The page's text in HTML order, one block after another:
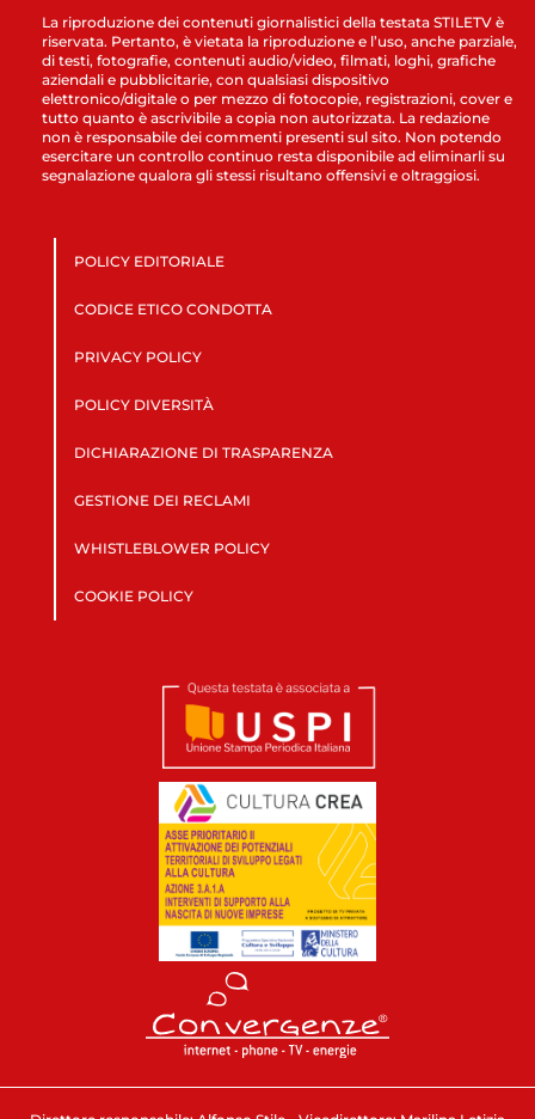
La riproduzione dei contenuti giornalistici della testata STILETV è
riservata. Pertanto, è vietata la riproduzione e l’uso, anche parziale,
di testi, fotografie, contenuti audio/video, filmati, loghi, grafiche
aziendali e pubblicitarie, con qualsiasi dispositivo
elettronico/digitale o per mezzo di fotocopie, registrazioni, cover e
tutto quanto è ascrivibile a copia non autorizzata. La redazione
non è responsabile dei commenti presenti sul sito. Non potendo
esercitare un controllo continuo resta disponibile ad eliminarli su
segnalazione qualora gli stessi risultano offensivi e oltraggiosi.
POLICY EDITORIALE
CODICE ETICO CONDOTTA
PRIVACY POLICY
POLICY DIVERSITÀ
DICHIARAZIONE DI TRASPARENZA
GESTIONE DEI RECLAMI
WHISTLEBLOWER POLICY
COOKIE POLICY